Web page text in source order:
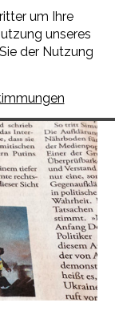
um Ihre
unseres
der Nutzung